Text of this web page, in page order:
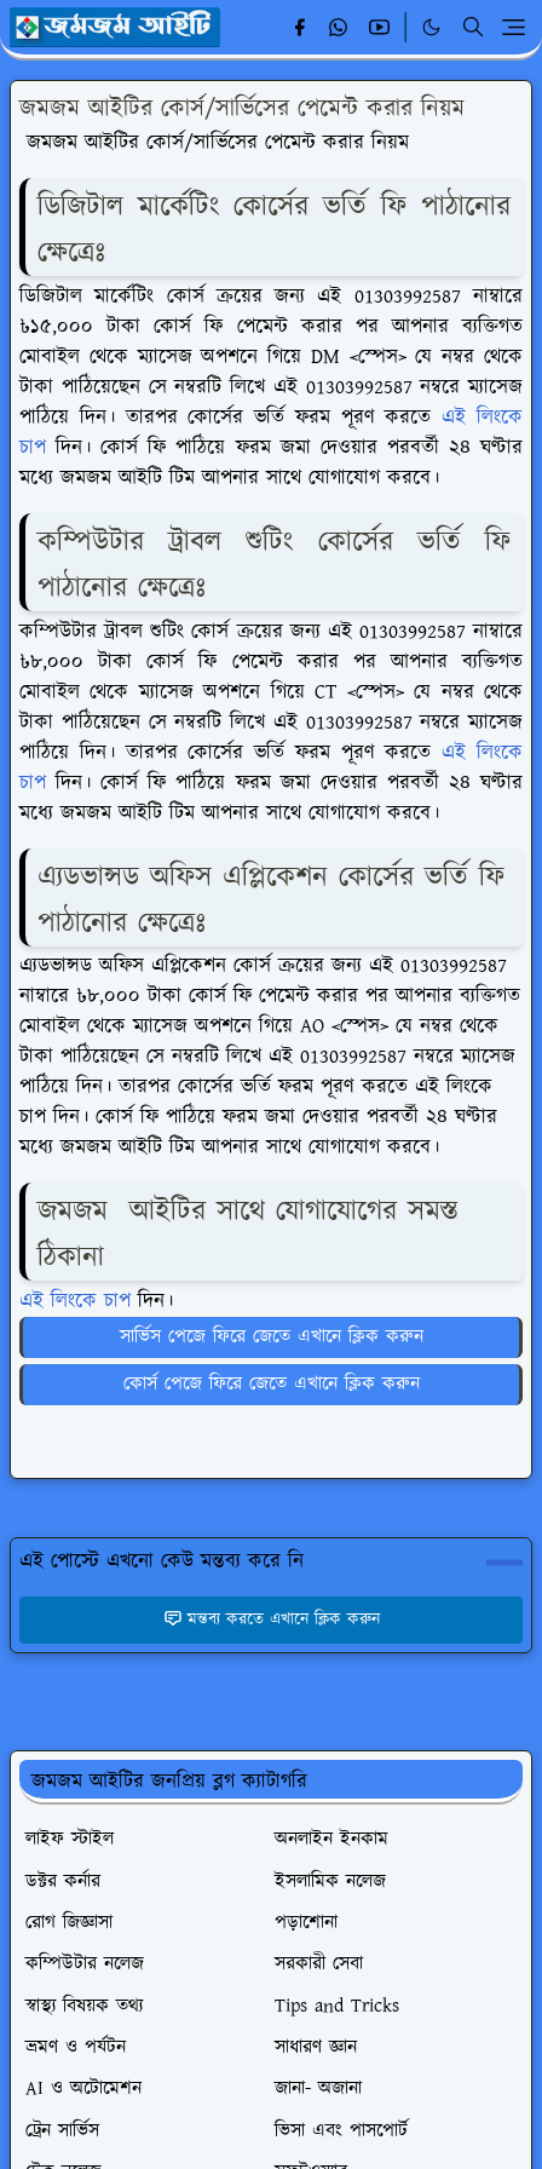
জমজম আইটির কোর্স/সার্ভিসের পেমেন্ট করার নিয়ম
জমজম আইটির কোর্স/সার্ভিসের পেমেন্ট করার নিয়ম
ডিজিটাল মার্কেটিং কোর্সের ভর্তি ফি পাঠানোর
ক্ষেত্রেঃ
ডিজিটাল মার্কেটিং কোর্স ক্রয়ের জন্য এই 01303992587 নাম্বারে
৳১৫,০০০ টাকা কোর্স ফি পেমেন্ট করার পর আপনার ব্যক্তিগত
মোবাইল থেকে ম্যাসেজ অপশনে গিয়ে DM <স্পেস> যে নম্বর থেকে
টাকা পাঠিয়েছেন সে নম্বরটি লিখে এই 01303992587 নম্বরে ম্যাসেজ
পাঠিয়ে দিন। তারপর কোর্সের ভর্তি ফরম পূরণ করতে এই লিংকে
চাপদিন। কোর্স ফি পাঠিয়ে ফরম জমা দেওয়ার পরবর্তী ২৪ ঘণ্টার
মধ্যে জমজম আইটি টিম আপনার সাথে যোগাযোগ করবে।
কম্পিউটার ট্রাবল শুটিং কোর্সের ভর্তি ফি
পাঠানোর ক্ষেত্রেঃ
কম্পিউটার ট্রাবল শুটিংকোর্স ক্রয়ের জন্য এই 01303992587 নাম্বারে
৳৮,০০০ টাকা কোর্স ফি পেমেন্ট করার পর আপনার ব্যক্তিগত
মোবাইল থেকে ম্যাসেজ অপশনে গিয়ে CT <স্পেস> যে নম্বর থেকে
টাকা পাঠিয়েছেন সে নম্বরটি লিখে এই 01303992587 নম্বরে ম্যাসেজ
পাঠিয়ে দিন। তারপর কোর্সের ভর্তি ফরম পূরণ করতে এই লিংকে
চাপদিন। কোর্স ফি পাঠিয়ে ফরম জমা দেওয়ার পরবর্তী ২৪ ঘণ্টার
মধ্যে জমজম আইটি টিম আপনার সাথে যোগাযোগ করবে।
এ্যডভান্সড অফিস এপ্লিকেশন কোর্সের ভর্তি ফি
পাঠানোর ক্ষেত্রেঃ
এ্যডভান্সড অফিস এপ্লিকেশন কোর্স ক্রয়ের জন্য এই 01303992587
নাম্বারে ৳৮,০০০ টাকা কোর্স ফি পেমেন্ট করার পর আপনার ব্যক্তিগত
মোবাইল থেকে ম্যাসেজ অপশনে গিয়ে AO <স্পেস> যে নম্বর থেকে
টাকা পাঠিয়েছেন সে নম্বরটি লিখে এই 01303992587 নম্বরে ম্যাসেজ
পাঠিয়ে দিন। তারপর কোর্সের ভর্তি ফরম পূরণ করতে এই লিংকে
চাপ দিন। কোর্স ফি পাঠিয়ে ফরম জমা দেওয়ার পরবর্তী ২৪ ঘণ্টার
মধ্যে জমজম আইটি টিম আপনার সাথে যোগাযোগ করবে।
জমজম আইটির সাথে যোগাযোগের সমস্ত
ঠিকানা
এই লিংকে চাপ দিন।
সার্ভিস পেজে ফিরে জেতে এখানে ক্লিক করুন
কোর্স পেজে ফিরে জেতে এখানে ক্লিক করুন
এই পোস্টে এখনো কেউ মন্তব্য করে নি
মন্তব্য করতে এখানে ক্লিক করুন
জমজম আইটির জনপ্রিয় ব্লগ ক্যাটাগরি
লাইফ স্টাইল
অনলাইন ইনকাম
ডক্টর কর্নার
ইসলামিক নলেজ
রোগ জিজ্ঞাসা
পড়াশোনা
কম্পিউটার নলেজ
সরকারী সেবা
স্বাস্থ্য বিষয়ক তথ্য
Tips and Tricks
ভ্রমণ ও পর্যটন
সাধারণ জ্ঞান
AI ও অটোমেশন
জানা- অজানা
ট্রেন সার্ভিস
ভিসা এবং পাসপোর্ট